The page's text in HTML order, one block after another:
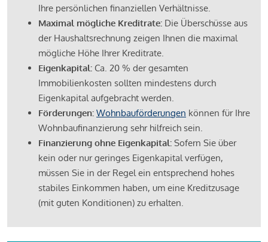
Ihre persönlichen finanziellen Verhältnisse.
Maximal mögliche Kreditrate: Die Überschüsse aus
der Haushaltsrechnung zeigen Ihnen die maximal
mögliche Höhe Ihrer Kreditrate.
Eigenkapital: Ca. 20 % der gesamten
Immobilienkosten sollten mindestens durch
Eigenkapital aufgebracht werden.
Förderungen: Wohnbauförderungen können für Ihre
Wohnbaufinanzierung sehr hilfreich sein.
Finanzierung ohne Eigenkapital: Sofern Sie über
kein oder nur geringes Eigenkapital verfügen,
müssen Sie in der Regel ein entsprechend hohes
stabiles Einkommen haben, um eine Kreditzusage
(mit guten Konditionen) zu erhalten.